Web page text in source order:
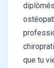
que tu